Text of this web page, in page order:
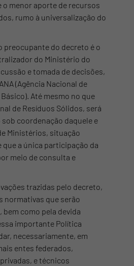
o menor aporte de recursos
rumo à universalização do
preocupante do decreto é o
do Ministério do
e tomada de decisões,
(Agência Nacional de
Até mesmo no que
de Resíduos Sólidos, será
coordenação daquele e
Ministérios, situação
que a única participação da
meio de consulta e
trazidas pelo decreto,
normativas que serão
bem como pela devida
importante Política
necessariamente, em
entes federados,
e técnicos